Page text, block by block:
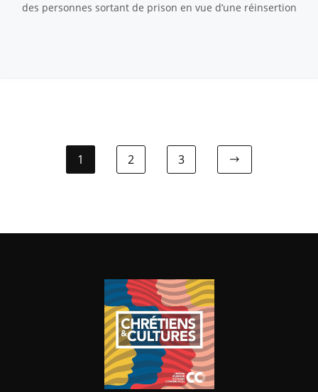
des personnes sortant de prison en vue d’une réinsertion
1 2 3